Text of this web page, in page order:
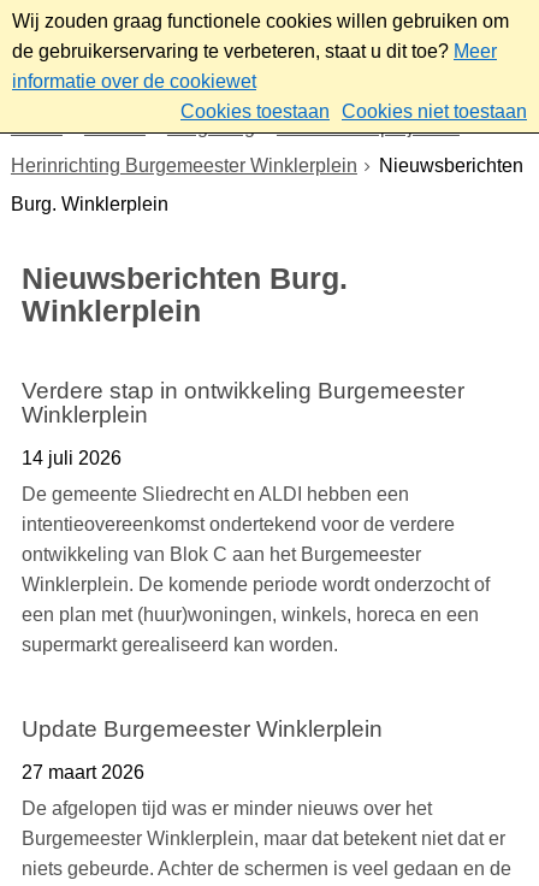
Wij zouden graag functionele cookies willen gebruiken om
de gebruikerservaring te verbeteren, staat u dit toe? Meer
informatie over de cookiewet
Cookies toestaan
Cookies niet toestaan
Omgeving
Plannen en projecten
Herinrichting Burgemeester Winklerplein
Nieuwsberichten
Burg. Winklerplein
Nieuwsberichten Burg.
Winklerplein
Verdere stap in ontwikkeling Burgemeester
Winklerplein
14 juli 2026
De gemeente Sliedrecht en ALDI hebben een
intentieovereenkomst ondertekend voor de verdere
ontwikkeling van Blok C aan het Burgemeester
Winklerplein. De komende periode wordt onderzocht of
een plan met (huur)woningen, winkels, horeca en een
supermarkt gerealiseerd kan worden.
Update Burgemeester Winklerplein
27 maart 2026
De afgelopen tijd was er minder nieuws over het
Burgemeester Winklerplein, maar dat betekent niet dat er
niets gebeurde. Achter de schermen is veel gedaan en de